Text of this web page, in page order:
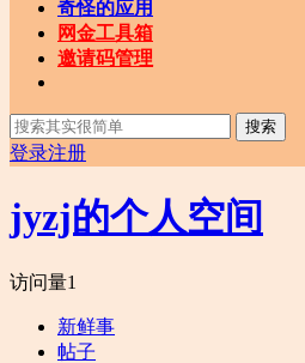
奇怪的应用
网金工具箱
邀请码管理
搜索
登录注册
jyzj的个人空间
访问量1
新鲜事
帖子